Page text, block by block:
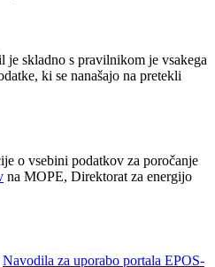
je skladno s pravilnikom je vsakega
ki se nanašajo na pretekli
o vsebini podatkov za poročanje
na MOPE, Direktorat za energijo
Navodila za uporabo portala EPOS-